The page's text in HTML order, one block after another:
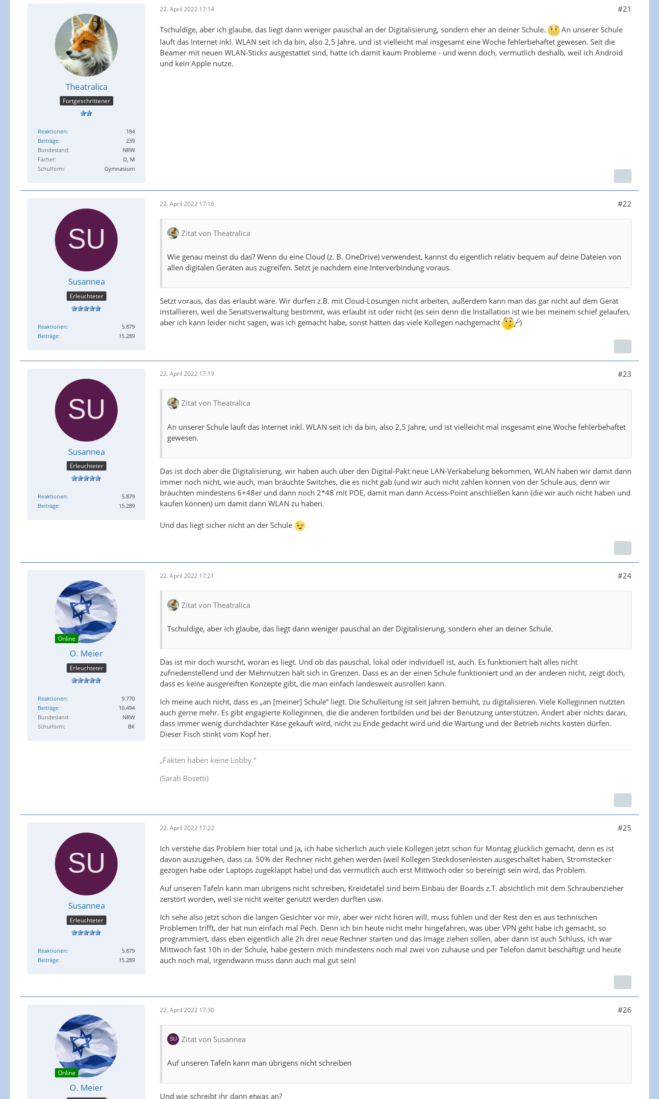
Theatralica
Fortgeschrittener
Reaktionen
184
Beiträge
239
Bundesland
NRW
Fächer
D, M
Schulform
Gymnasium
22. April 2022 17:14 #21
Tschuldige, aber ich glaube, das liegt dann weniger pauschal an der Digitalisierung, sondern eher an deiner Schule.
An unserer Schule
läuft das Internet inkl. WLAN seit ich da bin, also 2,5 Jahre, und ist vielleicht mal insgesamt eine Woche fehlerbehaftet gewesen. Seit die
Beamer mit neuen WLAN-Sticks ausgestattet sind, hatte ich damit kaum Probleme - und wenn doch, vermutlich deshalb, weil ich Android
und kein Apple nutze.
Susannea
Erleuchteter
Reaktionen
5.879
Beiträge
15.289
22. April 2022 17:16 #22
Zitat von Theatralica
Wie genau meinst du das? Wenn du eine Cloud (z. B. OneDrive) verwendest, kannst du eigentlich relativ bequem auf deine Dateien von
allen digitalen Geräten aus zugreifen. Setzt je nachdem eine Interverbindung voraus.
Setzt voraus, das das erlaubt wäre. Wir dürfen z.B. mit Cloud-Lösungen nicht arbeiten, außerdem kann man das gar nicht auf dem Gerät
installieren, weil die Senatsverwaltung bestimmt, was erlaubt ist oder nicht (es sein denn die Installation ist wie bei meinem schief gelaufen,
aber ich kann leider nicht sagen, was ich gemacht habe, sonst hätten das viele Kollegen nachgemacht
)
Susannea
Erleuchteter
Reaktionen
5.879
Beiträge
15.289
22. April 2022 17:19 #23
Zitat von Theatralica
An unserer Schule läuft das Internet inkl. WLAN seit ich da bin, also 2,5 Jahre, und ist vielleicht mal insgesamt eine Woche fehlerbehaftet
gewesen.
Das ist doch aber die Digitalisierung, wir haben auch über den Digital-Pakt neue LAN-Verkabelung bekommen, WLAN haben wir damit dann
immer noch nicht, wie auch, man bräuchte Switches, die es nicht gab (und wir auch nicht zahlen können von der Schule aus, denn wir
bräuchten mindestens 6+48er und dann noch 2*48 mit POE, damit man dann Access-Point anschließen kann (die wir auch nicht haben und
kaufen können) um damit dann WLAN zu haben.
Und das liegt sicher nicht an der Schule
Online
O. Meier
Erleuchteter
Reaktionen
9.770
Beiträge
10.494
Bundesland
NRW
Schulform
BK
22. April 2022 17:21 #24
Zitat von Theatralica
Tschuldige, aber ich glaube, das liegt dann weniger pauschal an der Digitalisierung, sondern eher an deiner Schule.
Das ist mir doch wurscht, woran es liegt. Und ob das pauschal, lokal oder individuell ist, auch. Es funktioniert halt alles nicht
zufriedenstellend und der Mehrnutzen hält sich in Grenzen. Dass es an der einen Schule funktioniert und an der anderen nicht, zeigt doch,
dass es keine ausgereiften Konzepte gibt, die man einfach landesweit ausrollen kann.
Ich meine auch nicht, dass es „an [meiner] Schule“ liegt. Die Schulleitung ist seit Jahren bemüht, zu digitalisieren. Viele Kolleginnen nutzten
auch gerne mehr. Es gibt engagierte Kolleginnen, die die anderen fortbilden und bei der Benutzung unterstützen. Ändert aber nichts daran,
dass immer wenig durchdachter Käse gekauft wird, nicht zu Ende gedacht wird und die Wartung und der Betrieb nichts kosten dürfen.
Dieser Fisch stinkt vom Kopf her.
„Fakten haben keine Lobby.“
(Sarah Bosetti)
Susannea
Erleuchteter
Reaktionen
5.879
Beiträge
15.289
22. April 2022 17:22 #25
Ich verstehe das Problem hier total und ja, ich habe sicherlich auch viele Kollegen jetzt schon für Montag glücklich gemacht, denn es ist
davon auszugehen, dass ca. 50% der Rechner nicht gehen werden (weil Kollegen Steckdosenleisten ausgeschaltet haben, Stromstecker
gezogen habe oder Laptops zugeklappt habe) und das vermutlich auch erst Mittwoch oder so bereinigt sein wird, das Problem.
Auf unseren Tafeln kann man übrigens nicht schreiben, Kreidetafel sind beim Einbau der Boards z.T. absichtlich mit dem Schraubenzieher
zerstört worden, weil sie nicht weiter genutzt werden durften usw.
Ich sehe also jetzt schon die langen Gesichter vor mir, aber wer nicht hören will, muss fühlen und der Rest den es aus technischen
Problemen trifft, der hat nun einfach mal Pech. Denn ich bin heute nicht mehr hingefahren, was über VPN geht habe ich gemacht, so
programmiert, dass eben eigentlich alle 2h drei neue Rechner starten und das Image ziehen sollen, aber dann ist auch Schluss, ich war
Mittwoch fast 10h in der Schule, habe gestern mich mindestens noch mal zwei von zuhause und per Telefon damit beschäftigt und heute
auch noch mal, irgendwann muss dann auch mal gut sein!
Online
O. Meier
22. April 2022 17:30 #26
Zitat von Susannea
Auf unseren Tafeln kann man übrigens nicht schreiben
Und wie schreibt ihr dann etwas an?